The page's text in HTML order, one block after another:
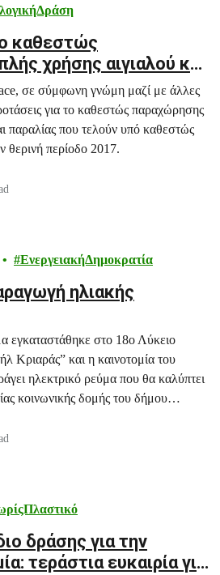
καθεστώς
χρήσης αιγιαλού και
θερινή περίοδο 2017
σε σύμφωνη γνώμη μαζί με άλλες
για το καθεστώς παραχώρησης
παραλίας που τελούν υπό καθεστώς
θερινή περίοδο 2017.
ΕνεργειακήΔημοκρατία
ηλιακής
εγκαταστάθηκε στο 18ο Λύκειο
Κριαράς” και η καινοτομία του
ηλεκτρικό ρεύμα που θα καλύπτει
κοινωνικής δομής του δήμου
Θυμάτων Βίας και των Παιδιών
σημείο της πόλης.
δράσης για την
τεράστια ευκαιρία για